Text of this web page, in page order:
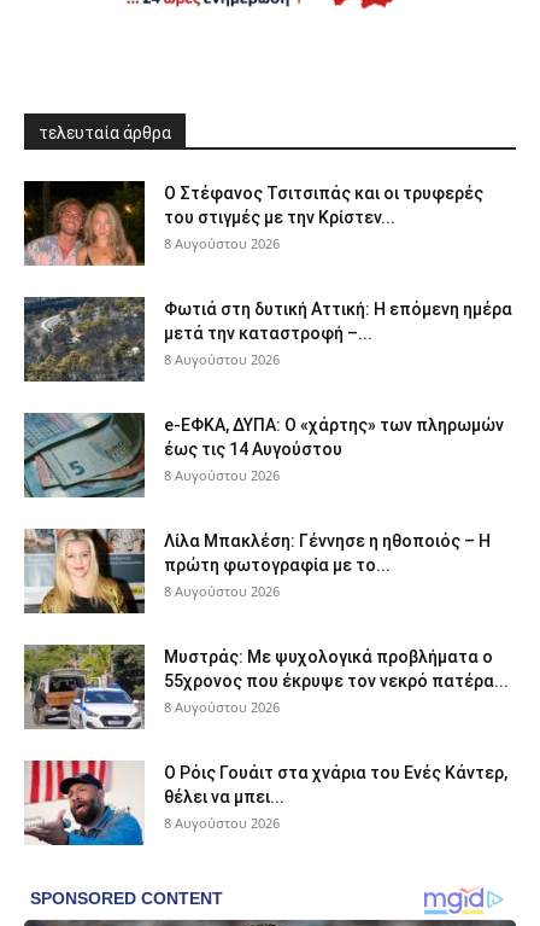
τελευταία άρθρα
Ο Στέφανος Τσιτσιπάς και οι τρυφερές
του στιγμές με την Κρίστεν...
8 Αυγούστου 2026
Φωτιά στη δυτική Αττική: Η επόμενη ημέρα
μετά την καταστροφή –...
8 Αυγούστου 2026
e-ΕΦΚΑ, ΔΥΠΑ: Ο «χάρτης» των πληρωμών
έως τις 14 Αυγούστου
8 Αυγούστου 2026
Λίλα Μπακλέση: Γέννησε η ηθοποιός – Η
πρώτη φωτογραφία με το...
8 Αυγούστου 2026
Μυστράς: Με ψυχολογικά προβλήματα ο
55χρονος που έκρυψε τον νεκρό πατέρα...
8 Αυγούστου 2026
Ο Ρόις Γουάιτ στα χνάρια του Ενές Κάντερ,
θέλει να μπει...
8 Αυγούστου 2026